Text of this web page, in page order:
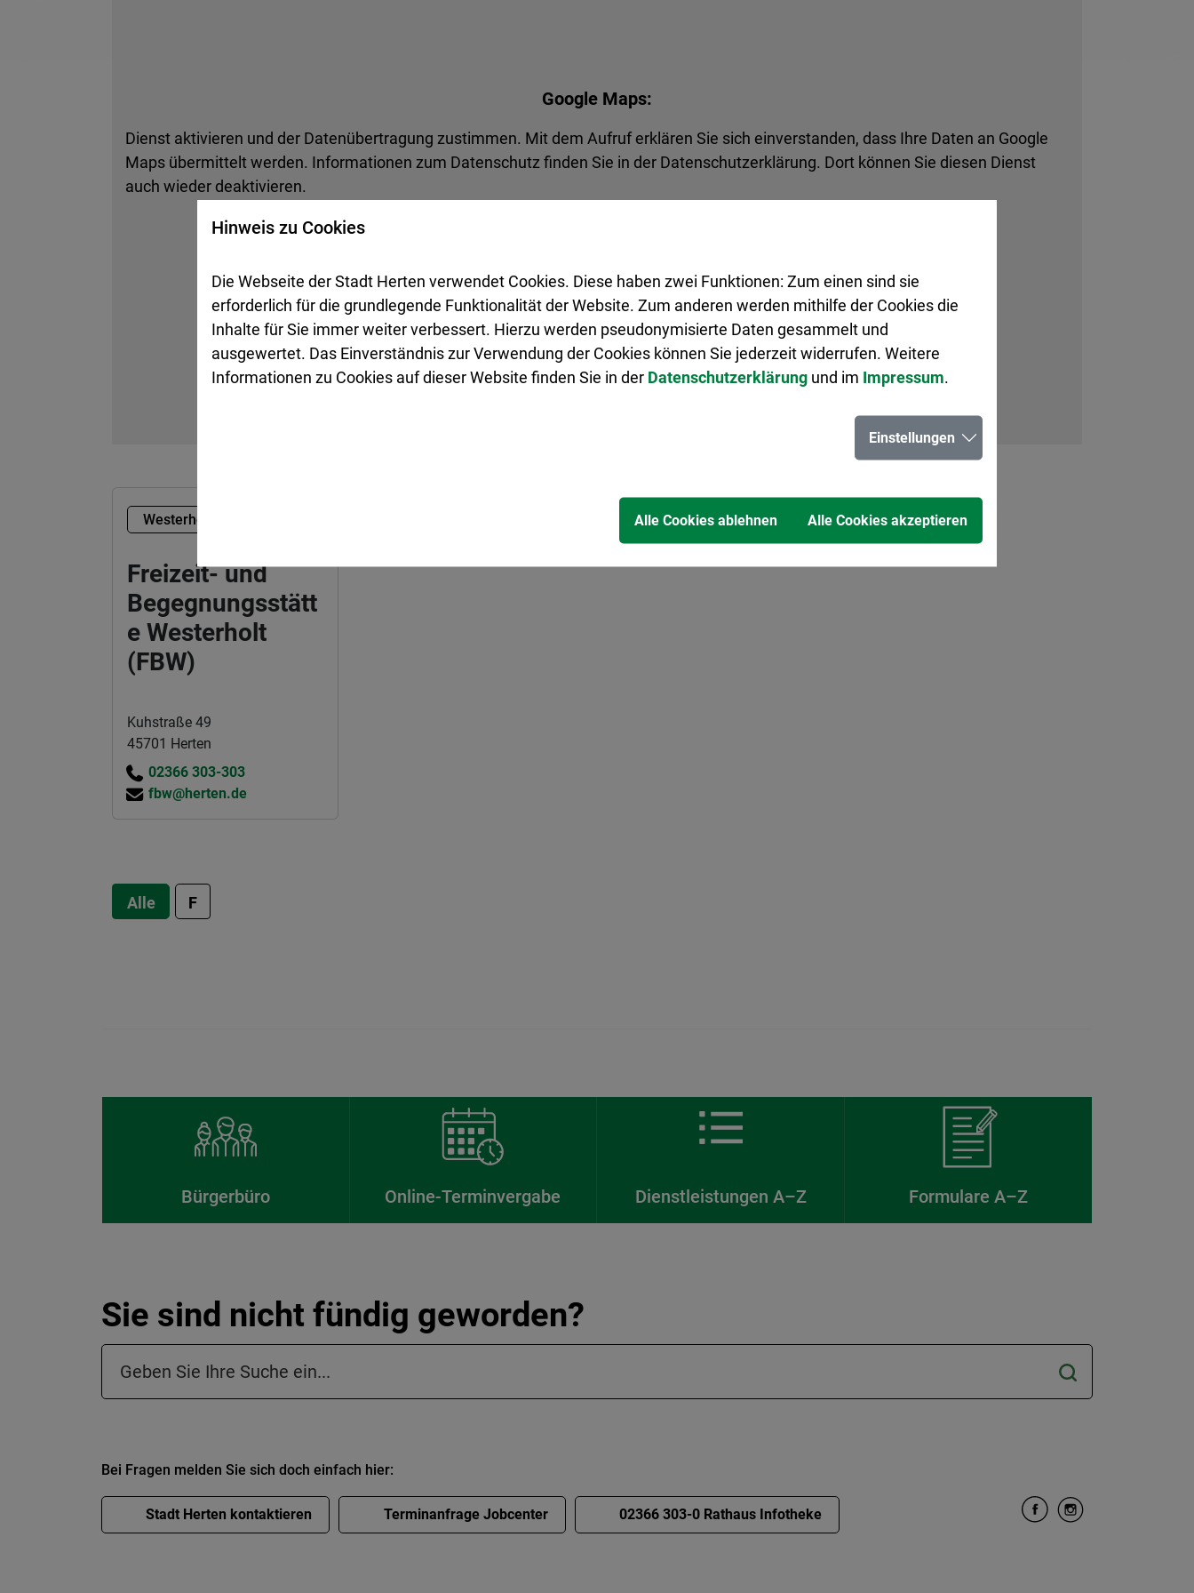
Google Maps:
Dienst aktivieren und der Datenübertragung zustimmen. Mit dem Aufruf erklären Sie sich einverstanden, dass Ihre Daten an Google
Maps übermittelt werden. Informationen zum Datenschutz finden Sie in der Datenschutzerklärung. Dort können Sie diesen Dienst
auch wieder deaktivieren.
Westerholt
Freizeit- und
Begegnungsstätt
e Westerholt
(FBW)
Kuhstraße 49
45701 Herten
02366 303-303
fbw@herten.de
Alle F
Bürgerbüro Online-Terminvergabe Dienstleistungen A–Z Formulare A–Z
Sie sind nicht fündig geworden?
Suchfeld in der Fußzeile
Bei Fragen melden Sie sich doch einfach hier:
Stadt Herten kontaktieren Terminanfrage Jobcenter 02366 303-0 Rathaus Infotheke
Hinweis zu Cookies
Die Webseite der Stadt Herten verwendet Cookies. Diese haben zwei Funktionen: Zum einen sind sie
erforderlich für die grundlegende Funktionalität der Website. Zum anderen werden mithilfe der Cookies die
Inhalte für Sie immer weiter verbessert. Hierzu werden pseudonymisierte Daten gesammelt und
ausgewertet. Das Einverständnis zur Verwendung der Cookies können Sie jederzeit widerrufen. Weitere
Informationen zu Cookies auf dieser Website finden Sie in der Datenschutzerklärung und im Impressum.
Einstellungen
Alle Cookies ablehnen Alle Cookies akzeptieren